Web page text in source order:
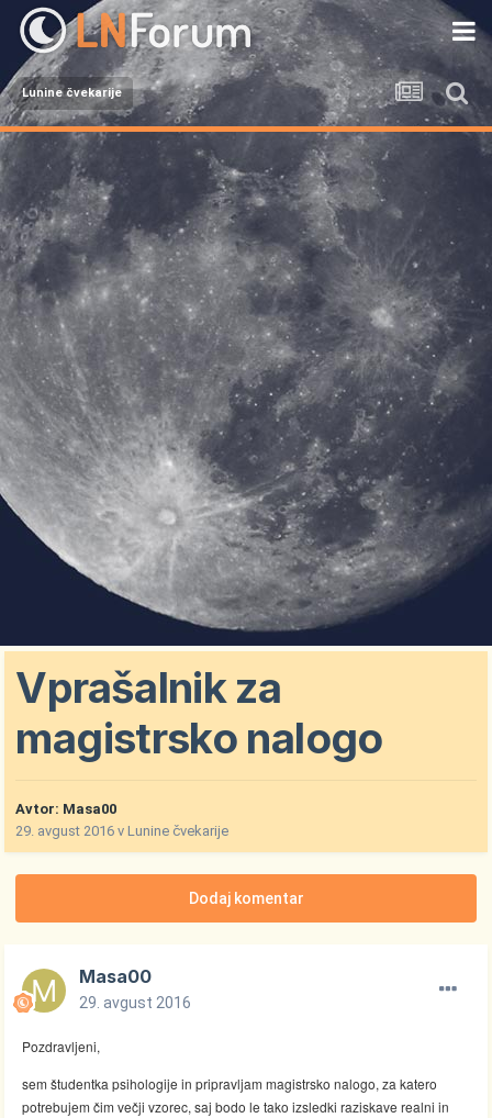
Lunine čvekarije
Vprašalnik za
magistrsko nalogo
Avtor: Masa00
29. avgust 2016 vLunine čvekarije
Dodaj komentar
Masa00
29. avgust 2016
Pozdravljeni,
sem študentka psihologije in pripravljam magistrsko nalogo, za katero
potrebujem čim večji vzorec, saj bodo le tako izsledki raziskave realni in